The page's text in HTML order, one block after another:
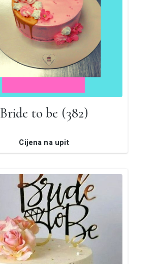
Bride to be (382)
Cijena na upit